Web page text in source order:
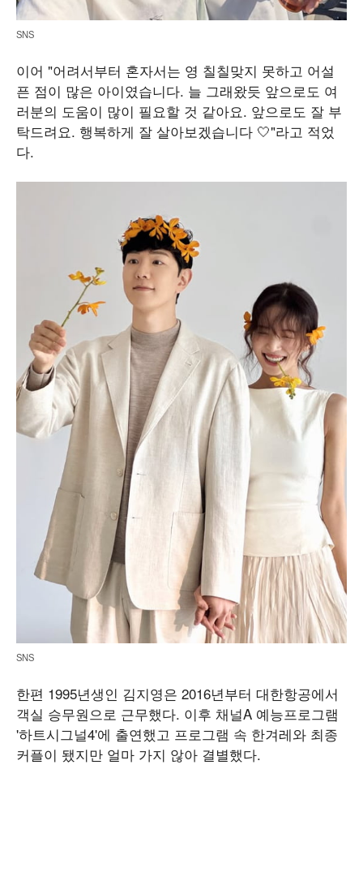
SNS
이어 "어려서부터 혼자서는 영 칠칠맞지 못하고 어설
픈 점이 많은 아이였습니다. 늘 그래왔듯 앞으로도 여
러분의 도움이 많이 필요할 것 같아요. 앞으로도 잘 부
탁드려요. 행복하게 잘 살아보겠습니다 🤍"라고 적었
다.
SNS
한편 1995년생인 김지영은 2016년부터 대한항공에서
객실 승무원으로 근무했다. 이후 채널A 예능프로그램
'하트시그널4'에 출연했고 프로그램 속 한겨레와 최종
커플이 됐지만 얼마 가지 않아 결별했다.